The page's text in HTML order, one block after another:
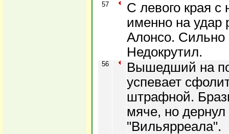
57
С левого края с
именно на удар
Алонсо. Сильно
Недокрутил.
56
Вышедший на
успевает
штрафной.
мяче, но дернул
"Вильярреала".